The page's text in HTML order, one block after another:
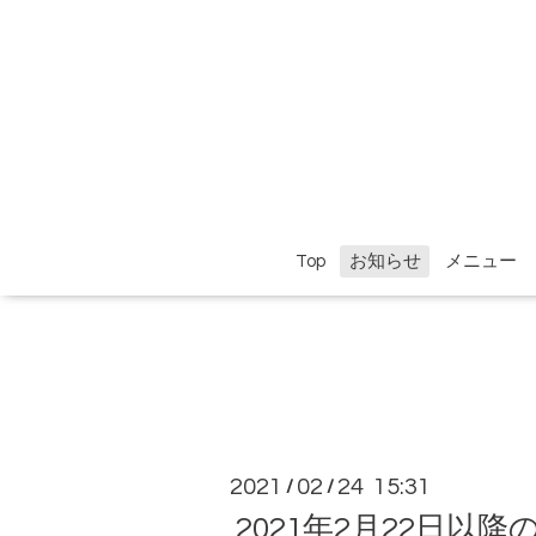
Top お知らせ メニュー
2021 / 02 / 24 15:31
2021年2月22日以降